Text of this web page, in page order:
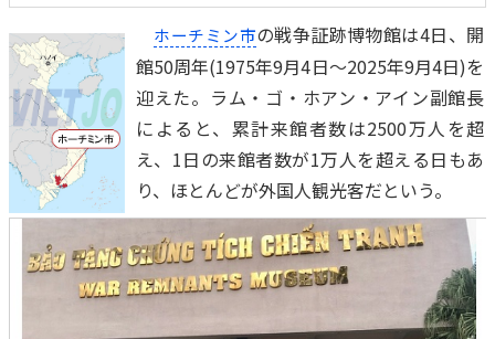
ホーチミン市の戦争証跡博物館は4日、開
館50周年(1975年9月4日～2025年9月4日)を
迎えた。ラム・ゴ・ホアン・アイン副館長
によると、累計来館者数は2500万人を超
え、1日の来館者数が1万人を超える日もあ
り、ほとんどが外国人観光客だという。